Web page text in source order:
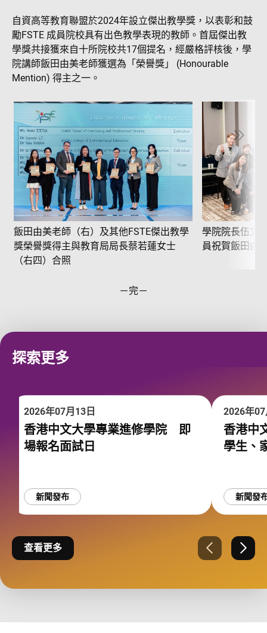
自資高等教育聯盟於2024年設立傑出教學獎，以表彰和鼓
勵FSTE 成員院校具有出色教學表現的教師。首屆傑出教
學獎共接獲來自十所院校共17個提名，經嚴格評核後，學
院講師飯田由美老師獲選為「榮譽獎」 (Honourable
Mention) 得主之一。
飯田由美老師（右）及其他FSTE傑出教學
獎榮譽獎得主與教育局局長蔡若蓮女士
（右四）合照
學院院長伍文
員祝賀飯田由
－完－
探索更多
2026年07月13日
香港中文大學專業進修學院 即
場報名面試日
新聞發布
2026年
香港中
學生、
新聞發
查看更多
上一張 下一